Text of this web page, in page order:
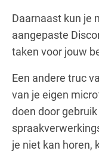
Daarnaast kun je
aangepaste
taken voor jouw
Een andere truc
van je eigen
doen door
je niet kan horen,